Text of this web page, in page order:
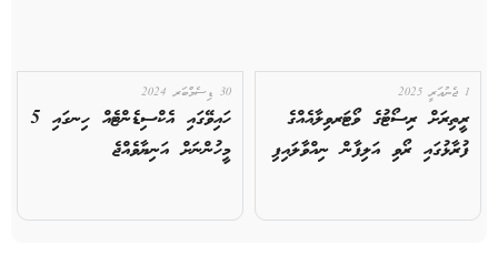
1 ޖެނުއަރީ 2025
ރީތިރަށް ރިސޯޓުގެ ވޯޓަރވިލާއެއްގެ
ފުރާޅުގައި ރޯވި އަލިފާން ނިއްވާލައިފި
30 ޑިސެމްބަރ 2024
ހައިވޭގައި އެކްސިޑެންޓެއް ހިނގައި 5
މީހުންނަށް އަނިޔާވެއްޖެ